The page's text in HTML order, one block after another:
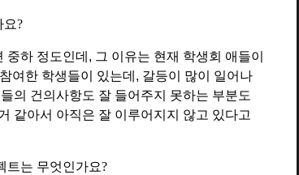
요?
중하 정도인데 , 그 이유는 현재 학생회 애들이
여한 학생들이 있는데 , 갈등이 많이 일어나
의 건의사항도 잘 들어주지 못하는 부분도
같아서 아직은 잘 이루어지지 않고 있다고
트는 무엇인가요?